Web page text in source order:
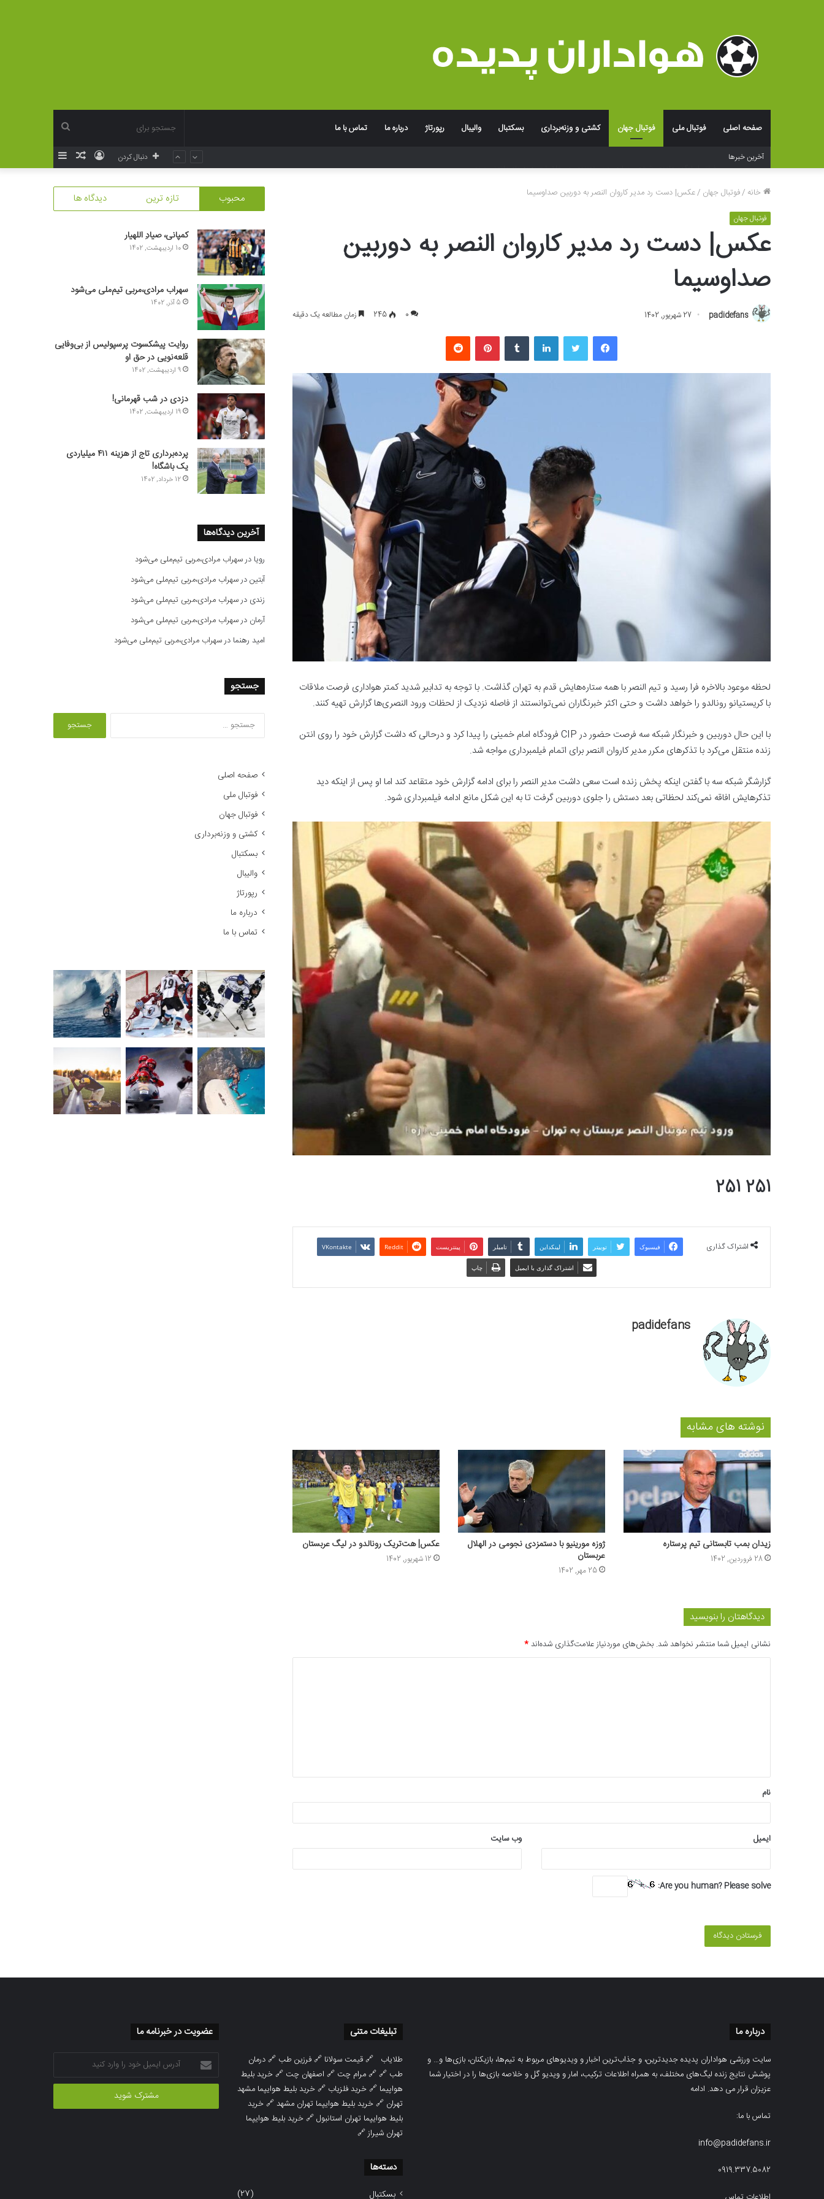
صفحه اصلی فوتبال ملی فوتبال جهان کشتی و وزنه‌برداری بسکتبال والیبال رپورتاژ درباره ما تماس با ما
برای آخرین خبرها
نوشته
ورود دنبال کردن
خانه /فوتبال جهان /عکس| دست رد مدیر کاروان النصر به دوربین صداوسیما
فوتبال جهان
عکس| دست رد مدیر کاروان النصر به دوربین
صداوسیما
padidefans 27 شهریور, 1402 0
245 زمان مطالعه یک دقیقه
فیسبوک لینکداین پینتریست
لحظه موعود بالاخره فرا رسید و تیم النصر با همه ستاره‌هایش قدم به تهران گذاشت. با توجه به تدابیر شدید کمتر هواداری فرصت ملاقات
با کریستیانو رونالدو را خواهد داشت و حتی اکثر خبرنگاران نمی‌توانستند از فاصله نزدیک از لحظات ورود النصری‌ها گزارش تهیه کنند.
با این حال دوربین و خبرنگار شبکه سه فرصت حضور در CIP فرودگاه امام خمینی را پیدا کرد و درحالی که داشت گزارش خود را روی انتن
زنده منتقل می‌کرد با تذکرهای مکرر مدیر کاروان النصر برای اتمام فیلمبرداری مواجه شد.
گزارشگر شبکه سه با گفتن اینکه پخش زنده است سعی داشت مدیر النصر را برای ادامه گزارش خود متقاعد کند اما او پس از اینکه دید
تذکرهایش افاقه نمی‌کند لحظاتی بعد دستش را جلوی دوربین گرفت تا به این شکل مانع ادامه فیلمبرداری شود.
251 251
اشتراک گذاری فیسبوک توییتر لینکداین تامبلر پینتریست Reddit
VKontakte
اشتراک گذاری با ایمیل چاپ
padidefans
نوشته های مشابه
زیدان بمب تابستانی تیم پرستاره
28 فروردین, 1402
ژوزه مورینیو با دستمزدی نجومی در الهلال
عربستان
25 مهر, 1402
عکس| هت‌تریک رونالدو در لیگ عربستان
12 شهریور, 1402
دیدگاهتان را بنویسید
نشانی ایمیل شما منتشر نخواهد شد. بخش‌های موردنیاز علامت‌گذاری شده‌اند*
*
نام
ایمیل وب‌ سایت
Are you human? Please solve:
محبوب تازه ترین دیدگاه ها
کمپانی، صیادِ اللهیار
10 اردیبهشت, 1402
سهراب مرادی،مربی تیم‌ملی می‌شود
5 آذر, 1402
روایت پیشکسوت پرسپولیس از بی‌وفایی
قلعه‌نویی در حق او
9 اردیبهشت, 1402
دزدی در شب قهرمانی!
19 اردیبهشت, 1402
پرده‌برداری تاج از هزینه ۴۱۱ میلیاردی
یک باشگاه!
12 خرداد, 1402
آخرین دیدگاه‌ها
رویا درسهراب مرادی،مربی تیم‌ملی می‌شود
آبتیندرسهراب مرادی،مربی تیم‌ملی می‌شود
زندی درسهراب مرادی،مربی تیم‌ملی می‌شود
آرمان درسهراب مرادی،مربی تیم‌ملی می‌شود
امید رهنما درسهراب مرادی،مربی تیم‌ملی می‌شود
جستجو
صفحه اصلی
فوتبال ملی
فوتبال جهان
کشتی و وزنه‌برداری
بسکتبال
والیبال
رپورتاژ
درباره ما
تماس با ما
درباره ما
سایت ورزشی هواداران پدیده جدیدترین، و جذاب‌ترین اخبار و ویدیوهای مربوط به تیم‌ها، بازیکنان، بازی‌ها و… و
پوشش نتایج زنده لیگ‌های مختلف، به همراه اطلاعات ترکیب، امار و ویدیو‌‌ گل‌ و خلاصه بازی‌ها را در اختیار شما
عزیزان قرار می دهد. ادامه
تماس با ما:
info@padidefans.ir
0919.337.5082
تبلیغات متنی
طلایاب 🔗قیمت سولانا 🔗فرزین طب 🔗درمان
طب 🔗 🔗مرام چت 🔗 اصفهان چت 🔗خرید بلیط
هواپیما 🔗خرید فلزیاب 🔗خرید بلیط هوایپما مشهد
تهران 🔗خرید بلیط هوایپما تهران مشهد🔗خرید
بلیط هوایپما تهران استانبول🔗خرید بلیط هوایپما
تهران شیراز🔗
دسته‌ها
بسکتبال (27)
عضویت در خبرنامه ما
آدرس
ایمیل
خود
وارد